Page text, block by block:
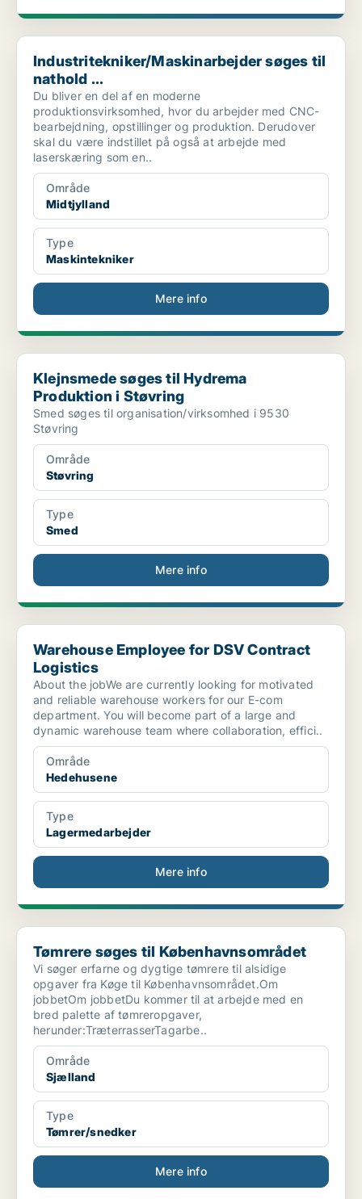
Industritekniker/Maskinarbejder søges til nathold ...
Industritekniker/Maskinarbejder søges til
nathold ...
Du bliver en del af en moderne
produktionsvirksomhed, hvor du arbejder med CNC-
bearbejdning, opstillinger og produktion. Derudover
skal du være indstillet på også at arbejde med
laserskæring som en..
Område
Midtjylland
Type
Maskintekniker
Mere info
Klejnsmede søges til Hydrema Produktion i Støvring
Klejnsmede søges til Hydrema
Produktion i Støvring
Smed søges til organisation/virksomhed i 9530
Støvring
Område
Støvring
Type
Smed
Mere info
Warehouse Employee for DSV Contract Logistics
Warehouse Employee for DSV Contract
Logistics
About the jobWe are currently looking for motivated
and reliable warehouse workers for our E-com
department. You will become part of a large and
dynamic warehouse team where collaboration, effici..
Område
Hedehusene
Type
Lagermedarbejder
Mere info
Tømrere søges til Københavnsområdet
Tømrere søges til Københavnsområdet
Vi søger erfarne og dygtige tømrere til alsidige
opgaver fra Køge til Københavnsområdet.Om
jobbetOm jobbetDu kommer til at arbejde med en
bred palette af tømreropgaver,
herunder:TræterrasserTagarbe..
Område
Sjælland
Type
Tømrer/snedker
Mere info